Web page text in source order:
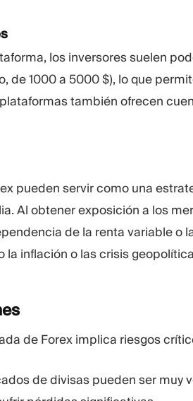
los inversores suelen
de 1000 a 5000 $), lo que
también ofrecen
pueden servir como una
Al obtener exposición a los
de la renta variable o
inflación o las crisis
de Forex implica riesgos
de divisas pueden ser muy